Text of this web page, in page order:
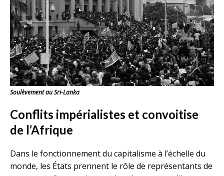
Soulèvement au Sri-Lanka
Conflits impérialistes et convoitise
de l’Afrique
Dans le fonctionnement du capitalisme à l’échelle du
monde, les États prennent le rôle de représentants de